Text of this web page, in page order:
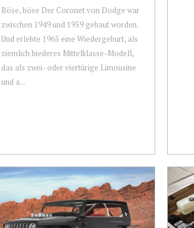
Böse, böse Der Coronet von Dodge war
zwischen 1949 und 1959 gebaut worden.
Und erlebte 1965 eine Wiedergeburt, als
ziemlich biederes Mittelklasse-Modell,
das als zwei- oder viertürige Limousine
und a...